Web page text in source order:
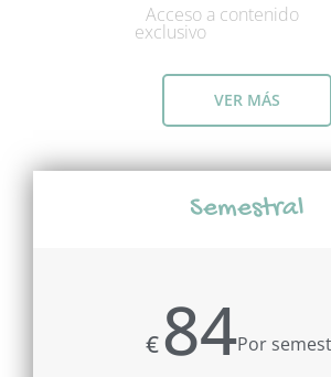
Acceso a contenido
exclusivo
VER MÁS
Semestral
€84Por